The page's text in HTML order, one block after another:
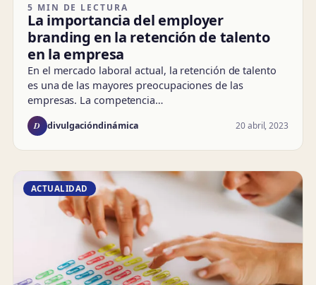
5 MIN DE LECTURA
La importancia del employer
branding en la retención de talento
en la empresa
En el mercado laboral actual, la retención de talento
es una de las mayores preocupaciones de las
empresas. La competencia…
D divulgacióndinámica 20 abril, 2023
ACTUALIDAD